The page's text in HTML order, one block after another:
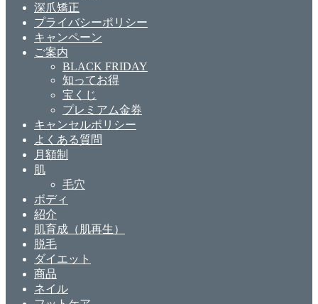
深爪矯正
プライバシーポリシー
キャンペーン
ご案内
BLACK FRIDAY
知ってお得
宝くじ
プレミアム金券
キャンセルポリシー
よくある質問
月額制
肌
毛穴
ボディ
紹介
肌育成（肌再生）
脱毛
ダイエット
商品
ネイル